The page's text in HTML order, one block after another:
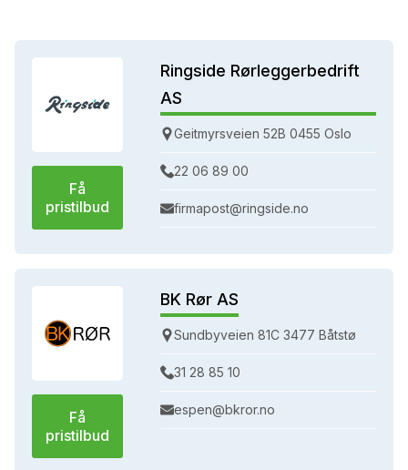
Få
pristilbud
Ringside Rørleggerbedrift
AS
Geitmyrsveien 52B 0455 Oslo
22 06 89 00
firmapost@ringside.no
Få
pristilbud
BK Rør AS
Sundbyveien 81C 3477 Båtstø
31 28 85 10
espen@bkror.no